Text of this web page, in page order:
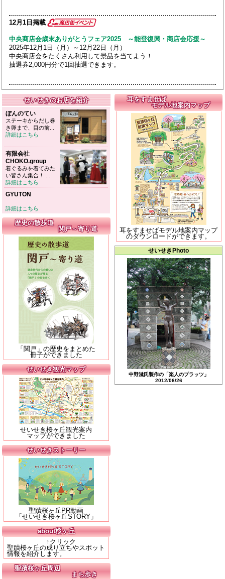
12月1日掲載
中央商店会歳末ありがとうフェア2025 ～能登復興・商店会応援～
2025年12月1日（月）～12月22日（月）
中央商店会をたくさん利用して景品を当てよう！
抽選券2,000円分で1回抽選できます。
せいせきのお店を紹介
ぼんのてい
ステーキからだし巻
き卵まで、目の前...
詳細はこちら
有限会社
CHOKO.group
着ぐるみを着てみた
い皆さん集合！ ...
詳細はこちら
GYUTON
詳細はこちら
歴史の散歩道
関戸～寄り道
「関戸」の歴史をまとめた
冊子ができました
せいせき観光マップ
せいせき桜ヶ丘観光案内
マップができました
せいせきストーリー
聖蹟桜ヶ丘PR動画
「せいせき桜ヶ丘STORY」
about桜ヶ丘
↑クリック
聖蹟桜ヶ丘の成り立ちやスポット
情報を紹介します。
聖蹟桜ヶ丘周辺
まち歩き
耳をすませば
モデル地案内マップ
耳をすませばモデル地案内マップ
のダウンロードができます。
せいせきPhoto
中野滋氏製作の「楽人のプラッツ」
2012/06/26